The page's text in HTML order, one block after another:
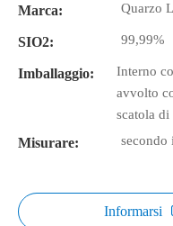
Marca: Quarzo
SIO2: 99,99%
Imballaggio:
Interno
avvolto
scatola di
Misurare: secondo
Informarsi